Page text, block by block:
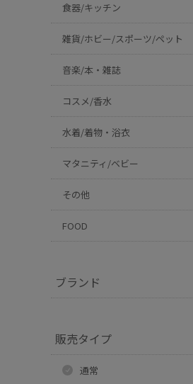
食器/キッチン
雑貨/ホビー/スポーツ/ペット
音楽/本・雑誌
コスメ/香水
水着/着物・浴衣
マタニティ/ベビー
その他
FOOD
ブランド
販売タイプ
通常